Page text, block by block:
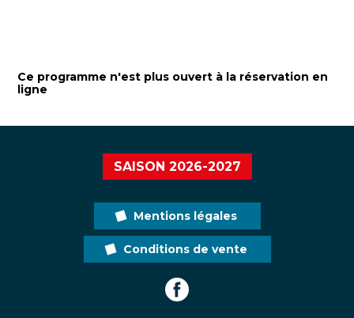
Ce programme n'est plus ouvert à la réservation en
ligne
SAISON 2026-2027
Mentions légales
Conditions de vente